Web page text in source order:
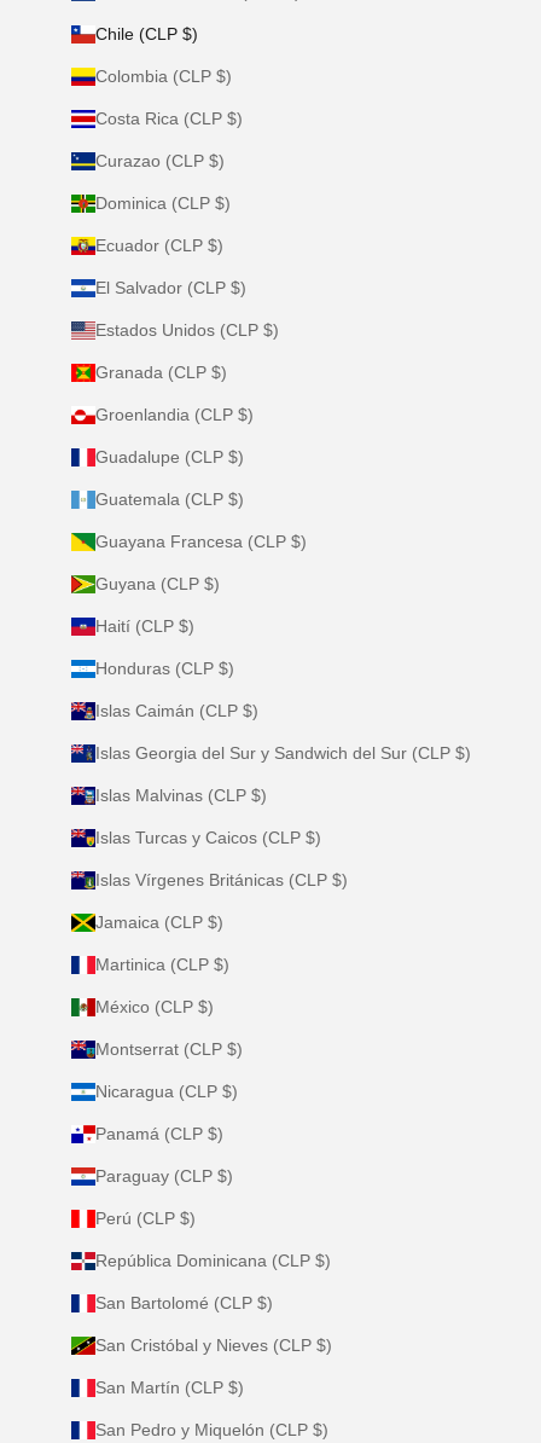
Chile (CLP $)
Colombia (CLP $)
Costa Rica (CLP $)
Curazao (CLP $)
Dominica (CLP $)
Ecuador (CLP $)
El Salvador (CLP $)
Estados Unidos (CLP $)
Granada (CLP $)
Groenlandia (CLP $)
Guadalupe (CLP $)
Guatemala (CLP $)
Guayana Francesa (CLP $)
Guyana (CLP $)
Haití (CLP $)
Honduras (CLP $)
Islas Caimán (CLP $)
Islas Georgia del Sur y Sandwich del Sur (CLP $)
Islas Malvinas (CLP $)
Islas Turcas y Caicos (CLP $)
Islas Vírgenes Británicas (CLP $)
Jamaica (CLP $)
Martinica (CLP $)
México (CLP $)
Montserrat (CLP $)
Nicaragua (CLP $)
Panamá (CLP $)
Paraguay (CLP $)
Perú (CLP $)
República Dominicana (CLP $)
San Bartolomé (CLP $)
San Cristóbal y Nieves (CLP $)
San Martín (CLP $)
San Pedro y Miquelón (CLP $)